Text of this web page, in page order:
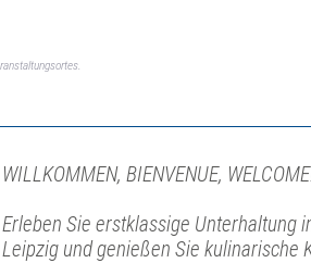
WILLKOMMEN, BIENVENUE,
Erleben Sie erstklassige Unterhaltung
Leipzig und genießen Sie kulinarische